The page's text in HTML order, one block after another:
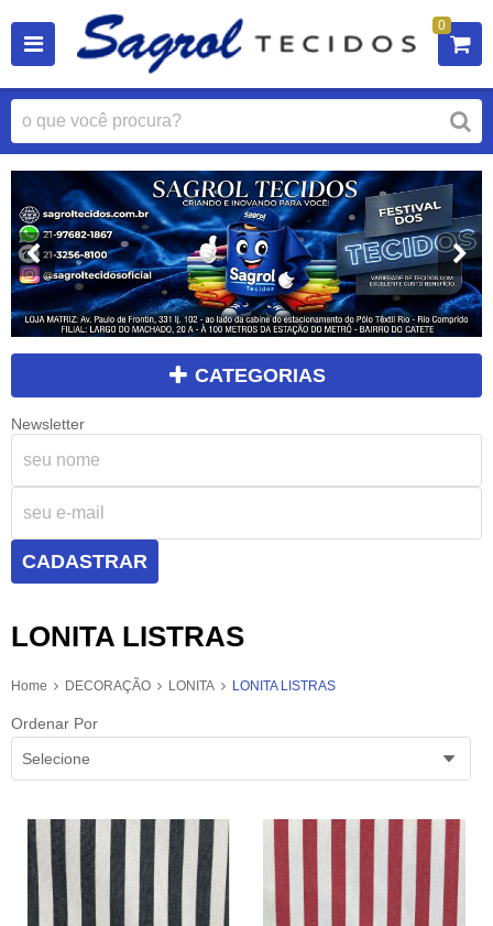
0
CATEGORIAS
Newsletter
CADASTRAR
LONITA LISTRAS
Home DECORAÇÃO LONITA LONITA LISTRAS
Ordenar Por
Selecione